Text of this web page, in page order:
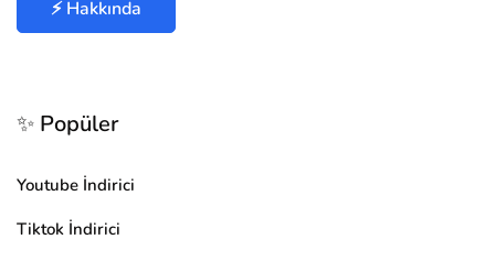
⚡ Hakkında
✨ Popüler
Youtube İndirici
Tiktok İndirici